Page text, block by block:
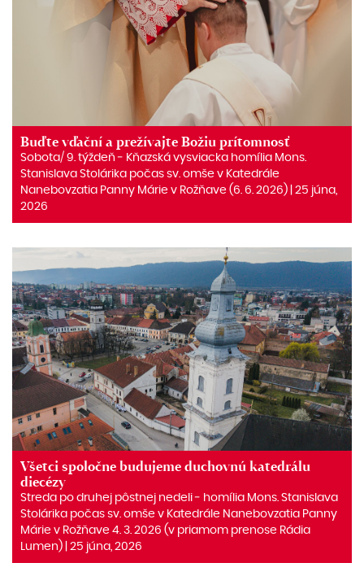
Buďte vďační a prežívajte Božiu prítomnosť
Sobota/ 9. týždeň ‒ Kňazská vysviacka homília Mons.
Stanislava Stolárika počas sv. omše v Katedrále
Nanebovzatia Panny Márie v Rožňave (6. 6. 2026) | 25 júna,
2026
Všetci spoločne budujeme duchovnú katedrálu
diecézy
Streda po druhej pôstnej nedeli ‒ homília Mons. Stanislava
Stolárika počas sv. omše v Katedrále Nanebovzatia Panny
Márie v Rožňave 4. 3. 2026 (v priamom prenose Rádia
Lumen) | 25 júna, 2026